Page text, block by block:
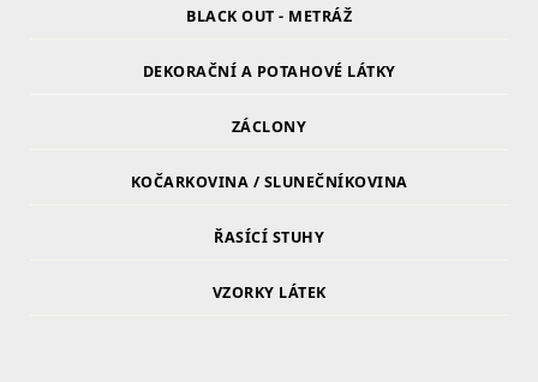
BLACK OUT - METRÁŽ
DEKORAČNÍ A POTAHOVÉ LÁTKY
ZÁCLONY
KOČARKOVINA / SLUNEČNÍKOVINA
ŘASÍCÍ STUHY
VZORKY LÁTEK